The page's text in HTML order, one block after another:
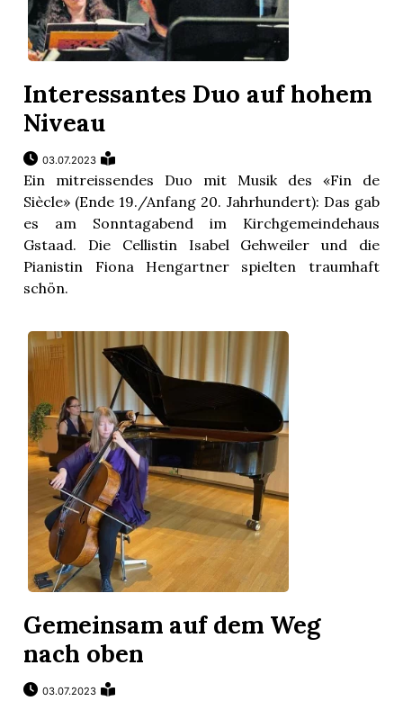
Interessantes Duo auf hohem
Niveau
03.07.2023
Ein mitreissendes Duo mit Musik des «Fin de
Siècle» (Ende 19./Anfang 20. Jahrhundert): Das gab
es am Sonntagabend im Kirchgemeindehaus
Gstaad. Die Cellistin Isabel Gehweiler und die
Pianistin Fiona Hengartner spielten traumhaft
schön.
Gemeinsam auf dem Weg
nach oben
03.07.2023